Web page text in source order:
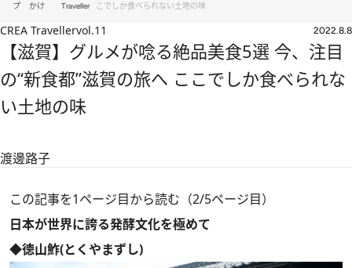
プ
かけ
Traveller
こでしか食べられない土地の味
CREA Travellervol.11 2022.8.8
【滋賀】グルメが唸る絶品美食5選 今、注目
の“新食都”滋賀の旅へ ここでしか食べられな
い土地の味
渡邊路子
この記事を1ページ目から読む（2/5ページ目）
日本が世界に誇る発酵文化を極めて
◆徳山鮓(とくやまずし)